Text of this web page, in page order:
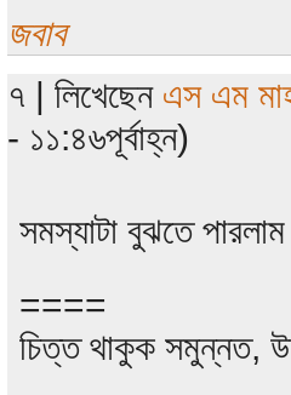
জবাব
৭ | লিখেছেন এস এম
- ১১:৪৬পূর্বাহ্ন)
সমস্যাটা বুঝতে
====
চিত্ত থাকুক সমুন্নত,